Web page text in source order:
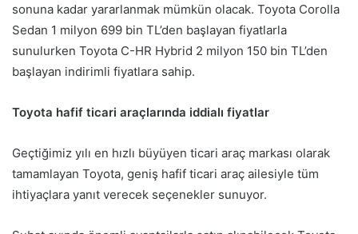
sonuna kadar yararlanmak mümkün olacak. Toyota Corolla
Sedan 1 milyon 699 bin TL’den başlayan fiyatlarla
sunulurken Toyota C-HR Hybrid 2 milyon 150 bin TL’den
başlayan indirimli fiyatlara sahip.
Toyota hafif ticari araçlarında iddialı fiyatlar
Geçtiğimiz yılı en hızlı büyüyen ticari araç markası olarak
tamamlayan Toyota, geniş hafif ticari araç ailesiyle tüm
ihtiyaçlara yanıt verecek seçenekler sunuyor.